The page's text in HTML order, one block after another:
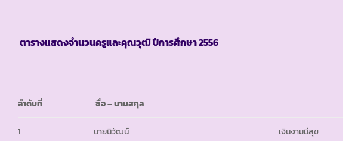
ตารางแสดงจำนวนครูและคุณวุฒิ ปีการศึกษา2556
ลำดับที่ ชื่อ – นามสกุล
1 นายนิวัฒน์ เงินงามมีสุข